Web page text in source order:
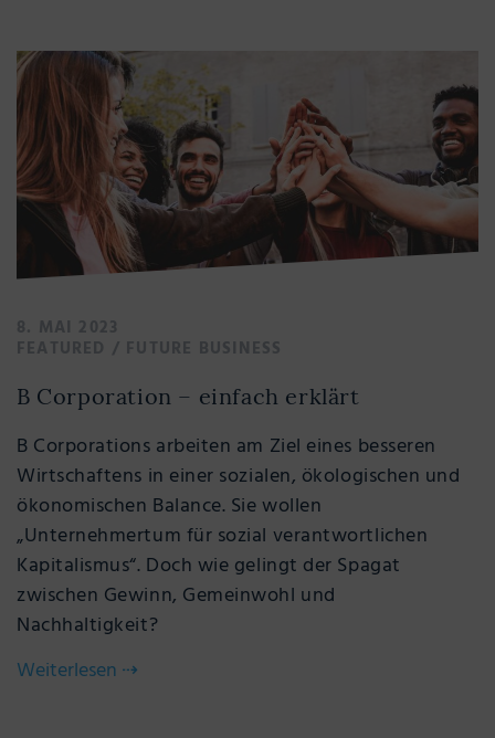
8. MAI 2023
FEATURED / FUTURE BUSINESS
B Corporation – einfach erklärt
B Corporations arbeiten am Ziel eines besseren
Wirtschaftens in einer sozialen, ökologischen und
ökonomischen Balance. Sie wollen
„Unternehmertum für sozial verantwortlichen
Kapitalismus“. Doch wie gelingt der Spagat
zwischen Gewinn, Gemeinwohl und
Nachhaltigkeit?
Weiterlesen ⇢